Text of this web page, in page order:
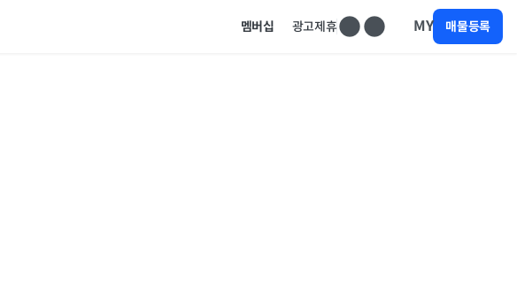
멤버십 광고제휴 MY 매물등록